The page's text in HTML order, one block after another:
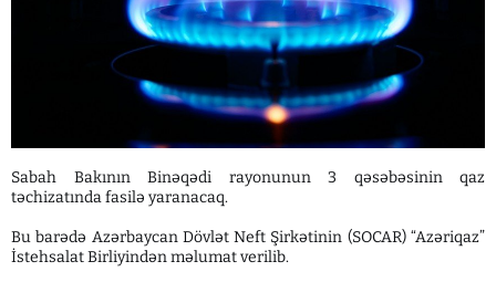
Sabah Bakının Binəqədi rayonunun 3 qəsəbəsinin qaz
təchizatında fasilə yaranacaq.
Bu barədə Azərbaycan Dövlət Neft Şirkətinin (SOCAR) “Azəriqaz”
İstehsalat Birliyindən məlumat verilib.